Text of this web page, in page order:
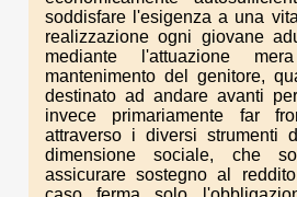
soddisfare l'esigenza a una
realizzazione ogni giovane
mediante l'attuazione
mantenimento del genitore,
destinato ad andare avanti
invece primariamente far
attraverso i diversi strumenti
dimensione sociale, che
assicurare sostegno al